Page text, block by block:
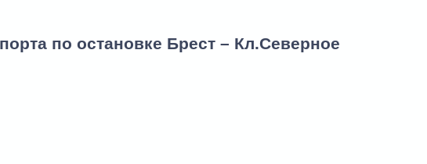
по остановке Брест – Кл.Северное